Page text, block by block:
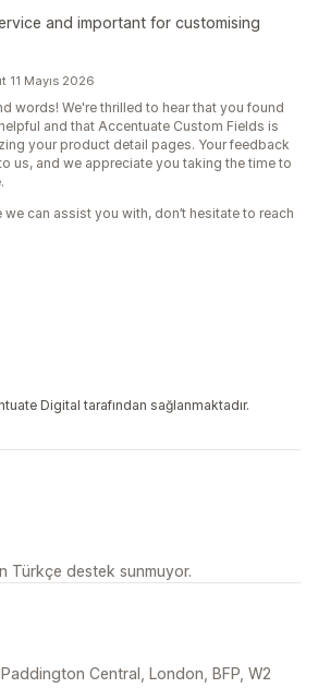
and important for customising
11 Mayıs 2026
words! We're thrilled to hear that you found
and that Accentuate Custom Fields is
your product detail pages. Your feedback
us, and we appreciate you taking the time to
can assist you with, don’t hesitate to reach
Digital tarafından sağlanmaktadır.
Türkçe destek sunmuyor.
Central, London, BFP, W2